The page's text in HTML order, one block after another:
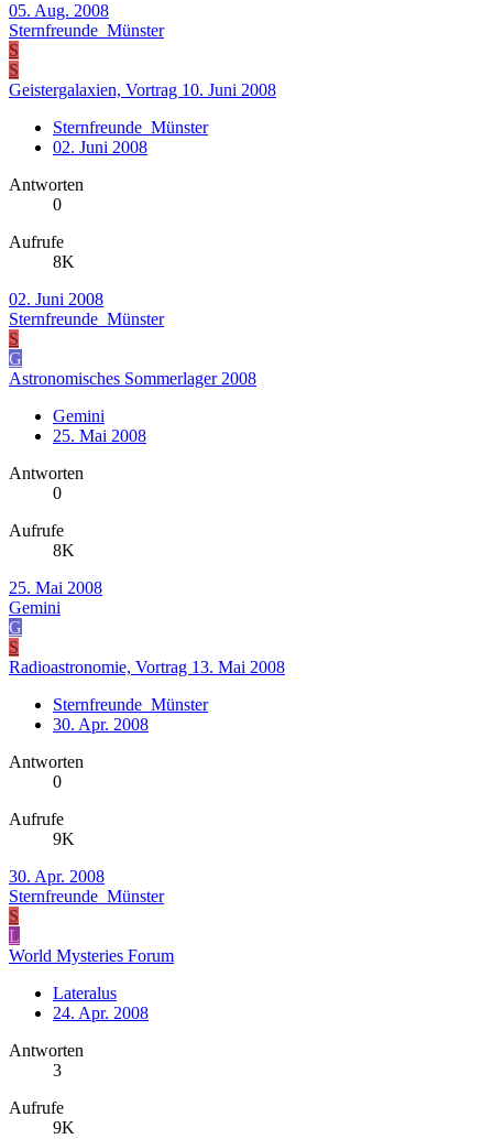
05. Aug. 2008
Sternfreunde_Münster
S
S
Geistergalaxien, Vortrag 10. Juni 2008
Sternfreunde_Münster
02. Juni 2008
Antworten
0
Aufrufe
8K
02. Juni 2008
Sternfreunde_Münster
S
G
Astronomisches Sommerlager 2008
Gemini
25. Mai 2008
Antworten
0
Aufrufe
8K
25. Mai 2008
Gemini
G
S
Radioastronomie, Vortrag 13. Mai 2008
Sternfreunde_Münster
30. Apr. 2008
Antworten
0
Aufrufe
9K
30. Apr. 2008
Sternfreunde_Münster
S
L
World Mysteries Forum
Lateralus
24. Apr. 2008
Antworten
3
Aufrufe
9K